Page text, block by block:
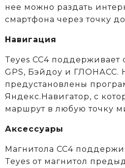
нее можно раздать
смартфона через точку
Навигация
Teyes CC4
GPS, Бэйдоу и ГЛОНАСС.
предустановлены
Яндекс.Навигатор, с
маршрут в любую точку
Аксессуары
Магнитола CC4
Teyes от магнитол